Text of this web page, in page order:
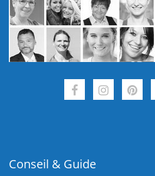
Conseil & Guide